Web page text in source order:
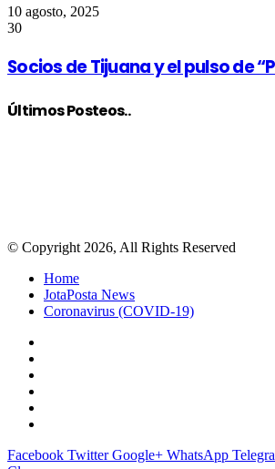
10 agosto, 2025
30
Socios de Tijuana y el pulso de
Últimos Posteos..
© Copyright 2026, All Rights Reserved
Home
JotaPosta News
Coronavirus (COVID-19)
Facebook Twitter Google+ WhatsApp